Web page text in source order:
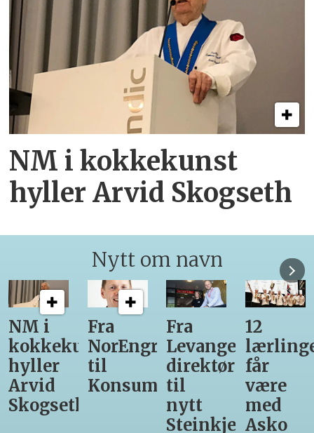
NM i kokkekunst
hyller Arvid Skogseth
Nytt om navn
Fra
NorEngros
til
Konsumgruppen
Fra
Levanger-
direktør
til
Steinkjer-
12
lærlinger
får
være
med
Asko
Fra
til
Matprat